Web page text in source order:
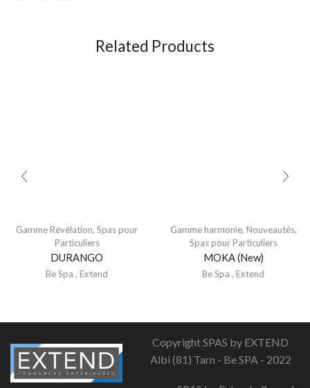
Related Products
Gamme Révélation, Spas pour
Particuliers
DURANGO
Be Spa , Extend
Gamme harmonie, Nouveautés,
Spas pour Particuliers
MOKA (New)
Be Spa , Extend
Copyright SPAS by EXTEND
Albi (81) Tarn - Be SPA - 2022